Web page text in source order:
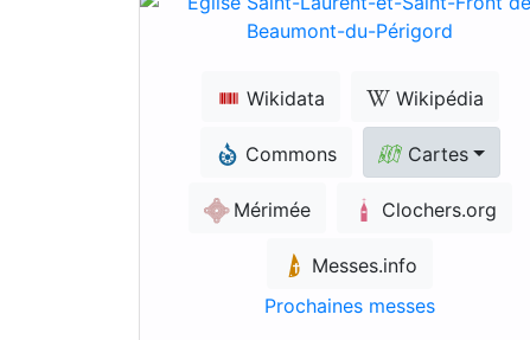
Wikidata Wikipédia
Commons Cartes
Mérimée Clochers.org
Messes.info
Prochaines messes